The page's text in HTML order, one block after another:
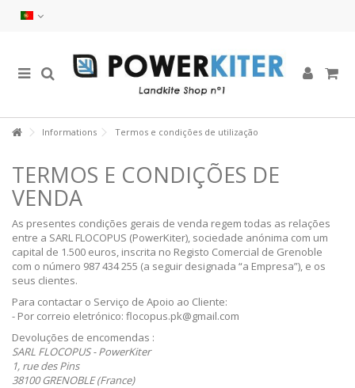
Informations Termos e condições de utilização
TERMOS E CONDIÇÕES DE
VENDA
As presentes condições gerais de venda regem todas as relações
entre a SARL FLOCOPUS (PowerKiter), sociedade anónima com um
capital de 1.500 euros, inscrita no Registo Comercial de Grenoble
com o número 987 434 255 (a seguir designada “a Empresa”), e os
seus clientes.
Para contactar o Serviço de Apoio ao Cliente:
- Por correio eletrónico: flocopus.pk@gmail.com
Devoluções de encomendas :
SARL FLOCOPUS - PowerKiter
1, rue des Pins
38100 GRENOBLE (France)